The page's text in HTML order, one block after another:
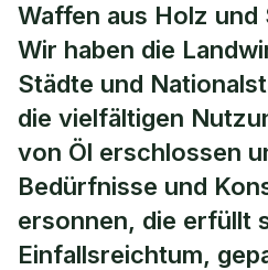
Waffen aus Holz
Wir haben die
Städte und
die vielfältigen
von Öl erschlossen
Bedürfnisse und
ersonnen, die erfüllt
Einfallsreichtum,